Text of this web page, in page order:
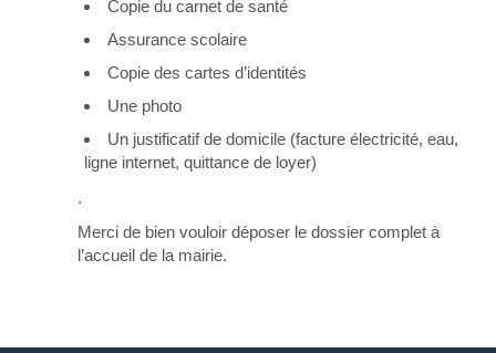
Copie du carnet de santé
Assurance scolaire
Copie des cartes d’identités
Une photo
Un justificatif de domicile (facture électricité, eau,
ligne internet, quittance de loyer)
.
Merci de bien vouloir déposer le dossier complet à
l’accueil de la mairie.